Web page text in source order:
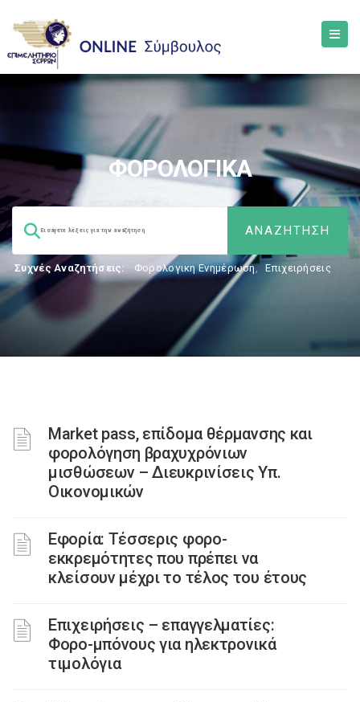
ΦΟΡΟΛΟΓΙΚΑ
Συχνές Αναζητήσεις: Φορολογικη Ενημέρωση, Επιχειρήσεις
Market pass, επίδομα θέρμανσης και
φορολόγηση βραχυχρόνιων
μισθώσεων – Διευκρινίσεις Υπ.
Οικονομικών
Εφορία: Τέσσερις φορο-
εκκρεμότητες που πρέπει να
κλείσουν μέχρι το τέλος του έτους
Επιχειρήσεις – επαγγελματίες:
Φορο-μπόνους για ηλεκτρονικά
τιμολόγια